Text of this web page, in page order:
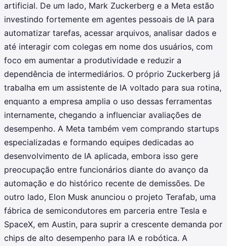
artificial. De um lado, Mark Zuckerberg e a Meta estão
investindo fortemente em agentes pessoais de IA para
automatizar tarefas, acessar arquivos, analisar dados e
até interagir com colegas em nome dos usuários, com
foco em aumentar a produtividade e reduzir a
dependência de intermediários. O próprio Zuckerberg já
trabalha em um assistente de IA voltado para sua rotina,
enquanto a empresa amplia o uso dessas ferramentas
internamente, chegando a influenciar avaliações de
desempenho. A Meta também vem comprando startups
especializadas e formando equipes dedicadas ao
desenvolvimento de IA aplicada, embora isso gere
preocupação entre funcionários diante do avanço da
automação e do histórico recente de demissões. De
outro lado, Elon Musk anunciou o projeto Terafab, uma
fábrica de semicondutores em parceria entre Tesla e
SpaceX, em Austin, para suprir a crescente demanda por
chips de alto desempenho para IA e robótica. A